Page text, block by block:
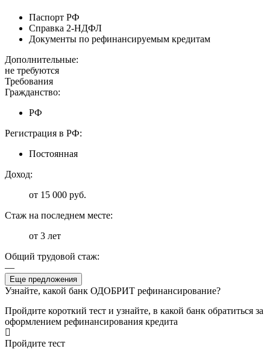
Паспорт РФ
Справка 2-НДФЛ
Документы по рефинансируемым кредитам
Дополнительные:
не требуются
Требования
Гражданство:
РФ
Регистрация в РФ:
Постоянная
Доход:
от 15 000 руб.
Стаж на последнем месте:
от 3 лет
Общий трудовой стаж:
—
Еще предложения
Узнайте, какой банк ОДОБРИТ рефинансирование?
Пройдите короткий тест и узнайте, в какой банк обратиться за
оформлением рефинансирования кредита
Пройдите тест